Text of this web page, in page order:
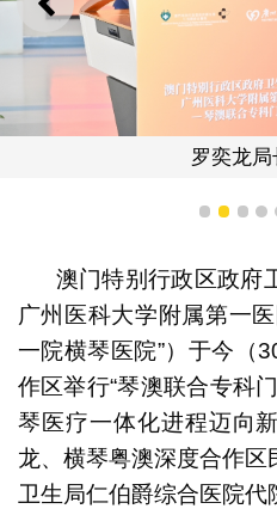
上一则
罗奕龙
1 2 3 4
澳门特别行政区政府
广州医科大学附属第一
一院横琴医院”）于今（
作区举行“琴澳联合专科
琴医疗一体化进程迈向
龙、横琴粤澳深度合作区
卫生局仁伯爵综合医院